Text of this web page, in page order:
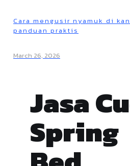
Cara mengusir nyamuk di
panduan praktis
March 26, 2026
Jasa
Spring